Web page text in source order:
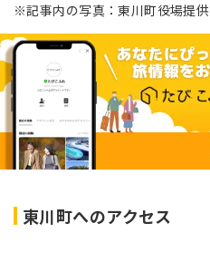
※記事内の写真：東川町役場提供
東川町へのアクセス